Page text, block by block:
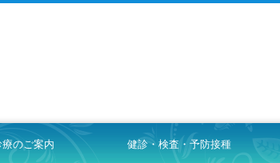
療のご案内 健診・検査・予防接種